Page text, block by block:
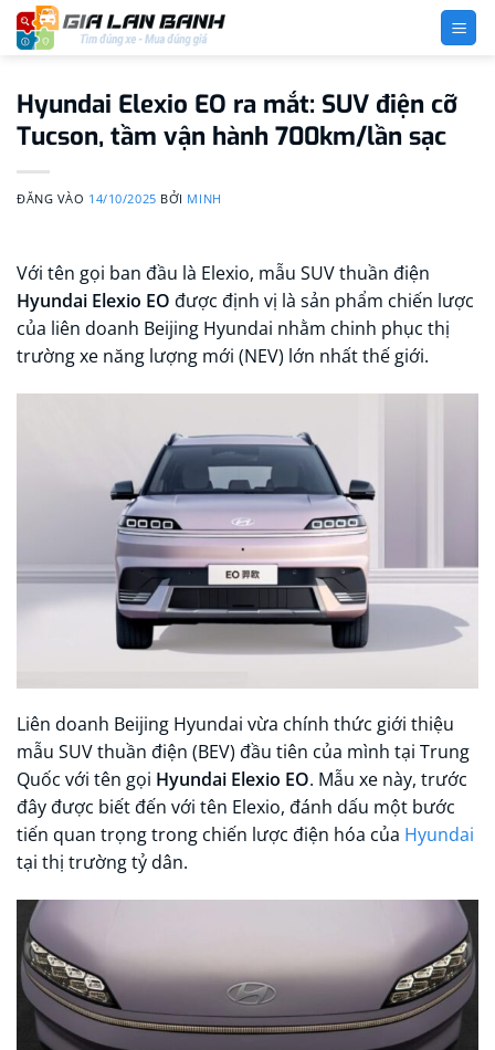
Bỏ
qua
dungHyundai Elexio EO ra mắt: SUV điện cỡ
Tucson, tầm vận hành 700km/lần sạc
ĐĂNG VÀO 14/10/2025 BỞI MINH
Với tên gọi ban đầu là Elexio, mẫu SUV thuần điện
Hyundai Elexio EO được định vị là sản phẩm chiến lược
của liên doanh Beijing Hyundai nhằm chinh phục thị
trường xe năng lượng mới (NEV) lớn nhất thế giới.
Liên doanh Beijing Hyundai vừa chính thức giới thiệu
mẫu SUV thuần điện (BEV) đầu tiên của mình tại Trung
Quốc với tên gọi Hyundai Elexio EO. Mẫu xe này, trước
đây được biết đến với tên Elexio, đánh dấu một bước
tiến quan trọng trong chiến lược điện hóa của Hyundai
tại thị trường tỷ dân.